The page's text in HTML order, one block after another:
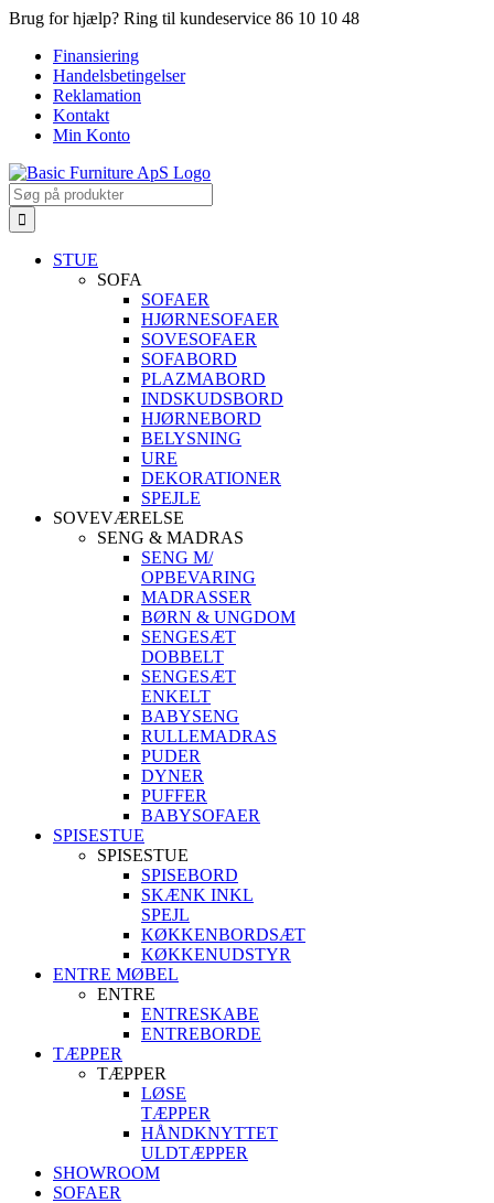
Skip
content
Brug for hjælp? Ring til kundeservice 86 10 10 48
Finansiering
Handelsbetingelser
Reklamation
Kontakt
Min Konto
Search
for:
STUE
SOFA
SOFAER
HJØRNESOFAER
SOVESOFAER
SOFABORD
PLAZMABORD
INDSKUDSBORD
HJØRNEBORD
BELYSNING
URE
DEKORATIONER
SPEJLE
SOVEVÆRELSE
SENG & MADRAS
SENG M/
OPBEVARING
MADRASSER
BØRN & UNGDOM
SENGESÆT
DOBBELT
SENGESÆT
ENKELT
BABYSENG
RULLEMADRAS
PUDER
DYNER
PUFFER
BABYSOFAER
SPISESTUE
SPISESTUE
SPISEBORD
SKÆNK INKL
SPEJL
KØKKENBORDSÆT
KØKKENUDSTYR
ENTRE MØBEL
ENTRE
ENTRESKABE
ENTREBORDE
TÆPPER
TÆPPER
LØSE
TÆPPER
HÅNDKNYTTET
ULDTÆPPER
SHOWROOM
SOFAER